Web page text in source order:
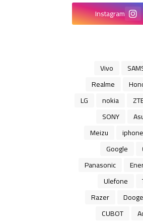
Instagram
Vivo
Realme
nokia
LG
SONY
iphone
Meizu
Google
Panasonic
Ulefone
Razer
CUBOT